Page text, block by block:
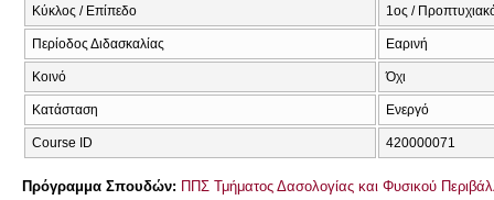
Κύκλος / Επίπεδο 1ος /
Περίοδος Διδασκαλίας Εαρινή
Κοινό Όχι
Κατάσταση Ενεργό
Course ID 420000071
Πρόγραμμα Σπουδών: ΠΠΣ Τμήματος Δασολογίας και Φυσικού